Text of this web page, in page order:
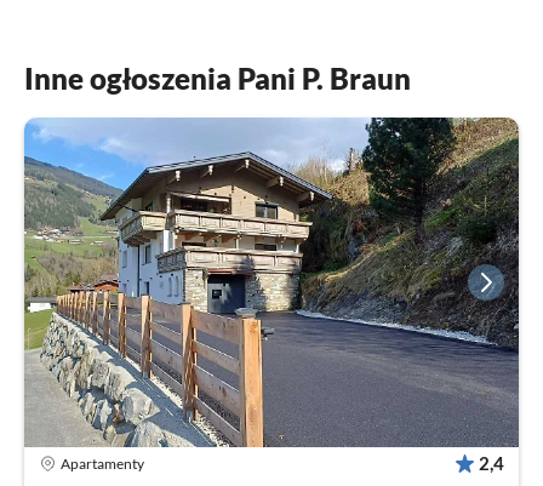
Inne ogłoszenia Pani P. Braun
Apartamenty 2,4